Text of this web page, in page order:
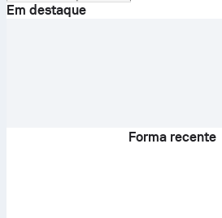
Em destaque
Forma recente